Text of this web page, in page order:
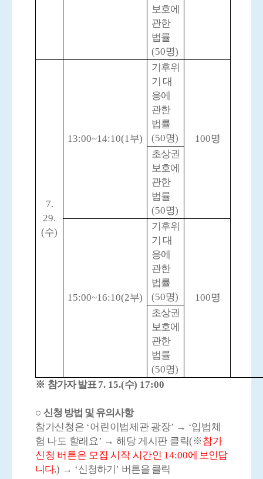
보호에
관한
법률
(50명)
7.
29.
(수)
13:00~14:10(1부)
기후위
기 대
응에
관한
법률
(50명) 100명
초상권
보호에
관한
법률
(50명)
15:00~16:10(2부)
기후위
기 대
응에
관한
법률
(50명) 100명
초상권
보호에
관한
법률
(50명)
※ 참가자 발표7. 15.(수) 17:00
○ 신청 방법 및 유의사항
참가신청은 ‘어린이법제관 광장’ → ‘입법체
험 나도 할래요’ → 해당 게시판 클릭(※참가
신청 버튼은 모집 시작 시간인 14:00에 보인답
니다.) → ‘신청하기 ’ 버튼을 클릭